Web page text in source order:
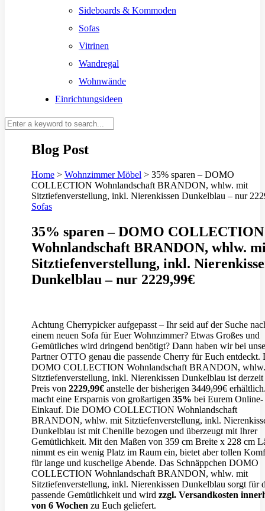
Sideboards & Kommoden
Sofas
Vitrinen
Wandregal
Wohnwände
Einrichtungsideen
Blog Post
Home > Wohnzimmer Möbel > 35% sparen – DOMO
COLLECTION Wohnlandschaft BRANDON, whlw. mit
Sitztiefenverstellung, inkl. Nierenkissen Dunkelblau – nur
Sofas
35% sparen – DOMO COLLECTION
Wohnlandschaft BRANDON, whlw.
Sitztiefenverstellung, inkl.
Dunkelblau – nur 2229,99€
Achtung Cherrypicker aufgepasst – Ihr seid auf der Suche
einem neuen Sofa für Euer Wohnzimmer? Etwas Großes und
Gemütliches wird dringend benötigt? Dann haben wir bei
Partner OTTO genau die passende Cherry für Euch entdeckt.
DOMO COLLECTION Wohnlandschaft BRANDON,
Sitztiefenverstellung, inkl. Nierenkissen Dunkelblau ist
Preis von 2229,99€ anstelle der bisherigen 3449,99€
macht eine Ersparnis von großartigen 35% bei Eurem Online-
Einkauf. Die DOMO COLLECTION Wohnlandschaft
BRANDON, whlw. mit Sitztiefenverstellung, inkl.
Dunkelblau ist mit Chenille bezogen und überzeugt mit Ihrer
Gemütlichkeit. Mit den Maßen von 359 cm Breite x 228 cm
nimmt es ein wenig Platz im Raum ein, bietet aber tollen
für lange und kuschelige Abende. Das Schnäppchen DOMO
COLLECTION Wohnlandschaft BRANDON, whlw. mit
Sitztiefenverstellung, inkl. Nierenkissen Dunkelblau sorgt für
passende Gemütlichkeit und wird zzgl. Versandkosten
von 6 Wochen zu Euch geliefert.